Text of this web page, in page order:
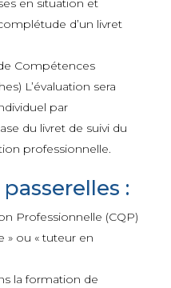
en situation et
d’un livret
Compétences
L’évaluation sera
par
du livret de suivi du
professionnelle.
:
Professionnelle (CQP)
» ou « tuteur en
la formation de